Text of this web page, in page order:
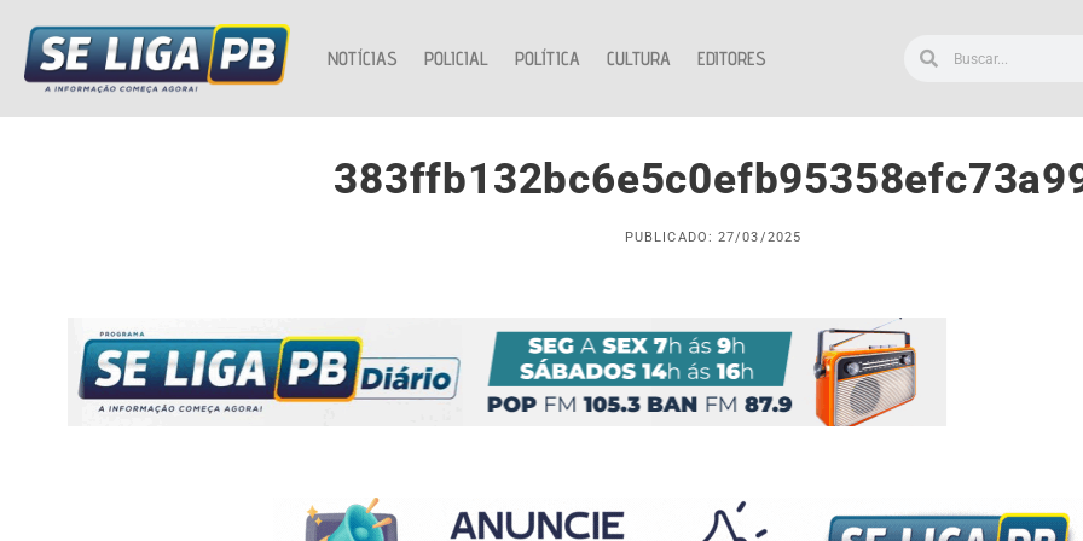
NOTÍCIAS POLICIAL POLÍTICA CULTURA EDITORES
PUBLICADO: 27/03/2025